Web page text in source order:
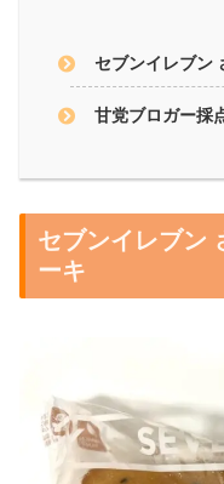
セブンイレブン
甘党ブロガー採
セブンイレブン
ーキ